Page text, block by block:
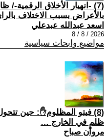
(7) -انهيار الأخلاق الرقمية-/
بالأعراض بسبب الاختلاف
اسعد عبدالله عبدعلي
2026 / 8 / 8
مواضيع وابحاث سياسية
(8) فيتو المظلوم✋: حين
ظلمٍ في الخارج …
مروان صباح